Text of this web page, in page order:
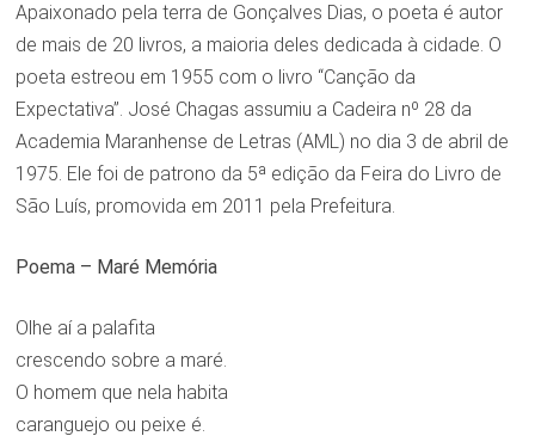
Apaixonado pela terra de Gonçalves Dias, o poeta é autor
de mais de 20 livros, a maioria deles dedicada à cidade. O
poeta estreou em 1955 com o livro “Canção da
Expectativa”. José Chagas assumiu a Cadeira nº 28 da
Academia Maranhense de Letras (AML) no dia 3 de abril de
1975. Ele foi de patrono da 5ª edição da Feira do Livro de
São Luís, promovida em 2011 pela Prefeitura.
Poema – Maré Memória
Olhe aí a palafita
crescendo sobre a maré.
O homem que nela habita
caranguejo ou peixe é.